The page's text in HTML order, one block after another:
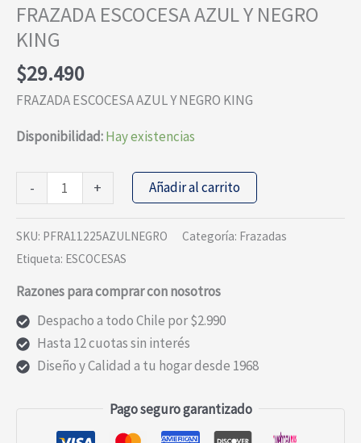
FRAZADA ESCOCESA AZUL Y NEGRO
KING
$29.490
FRAZADA ESCOCESA AZUL Y NEGRO KING
Disponibilidad:Hay existencias
-
FRAZADA
ESCOCESA
AZUL
Y
KING
cantidad
+ Añadir al carrito
SKU: PFRA11225AZULNEGRO Categoría: Frazadas
Etiqueta: ESCOCESAS
Razones para comprar con nosotros
Despacho a todo Chile por $2.990
Hasta 12 cuotas sin interés
Diseño y Calidad a tu hogar desde 1968
Pago seguro garantizado